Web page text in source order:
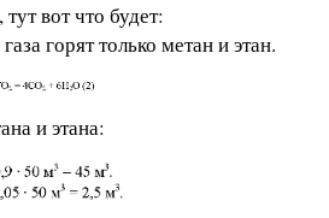
вот что будет:
горят только метан и этан.
и этана: